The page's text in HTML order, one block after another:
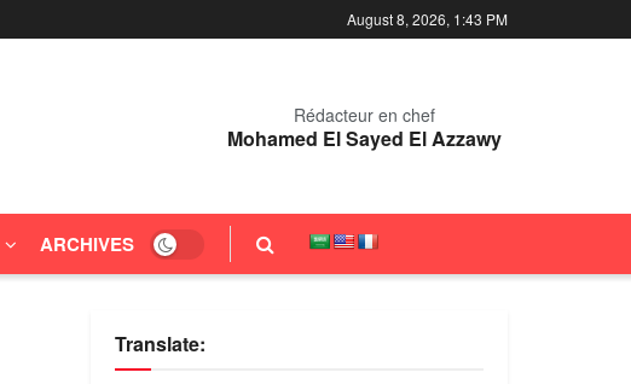
August 8, 2026, 1:43 PM
Rédacteur en chef
Mohamed El Sayed El Azzawy
ARCHIVES
Translate: